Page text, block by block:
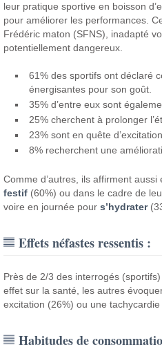
leur pratique sportive en boisson
pour améliorer les performances.
Frédéric maton (SFNS), inadapté
potentiellement dangereux.
61% des sportifs ont déclaré
énergisantes pour son goût.
35% d’entre eux sont
25% cherchent à prolonger
23% sont en quête d’excitation.
8% recherchent une
Comme d’autres, ils affirment
festif (60%) ou dans le cadre de
voire en journée pours’hydrater
Effets néfastes ressentis :
Près de 2/3 des interrogés
effet sur la santé, les autres
excitation (26%) ou une tachycardie
Habitudes de